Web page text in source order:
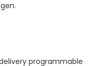
delivery programmable